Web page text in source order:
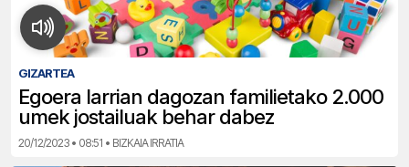
GIZARTEA
Egoera larrian dagozan familietako 2.000
umek jostailuak behar dabez
20/12/2023 • 08:51 • BIZKAIA IRRATIA